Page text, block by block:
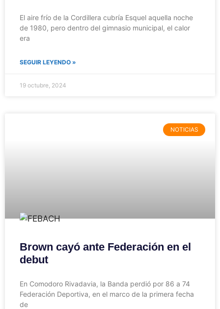
El aire frío de la Cordillera cubría Esquel aquella noche
de 1980, pero dentro del gimnasio municipal, el calor
era
SEGUIR LEYENDO »
19 octubre, 2024
NOTICIAS
Brown cayó ante Federación en el
debut
En Comodoro Rivadavia, la Banda perdió por 86 a 74
Federación Deportiva, en el marco de la primera fecha
de